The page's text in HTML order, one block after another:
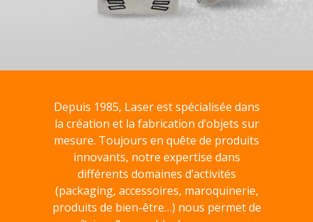
Depuis 1985, Laser est spécialisée dans
la création et la fabrication d’objets sur
mesure. Toujours en quête de produits
innovants, notre expertise dans
différents domaines d’activités
(packaging, accessoires, maroquinerie,
produits de bien-être…) nous permet de